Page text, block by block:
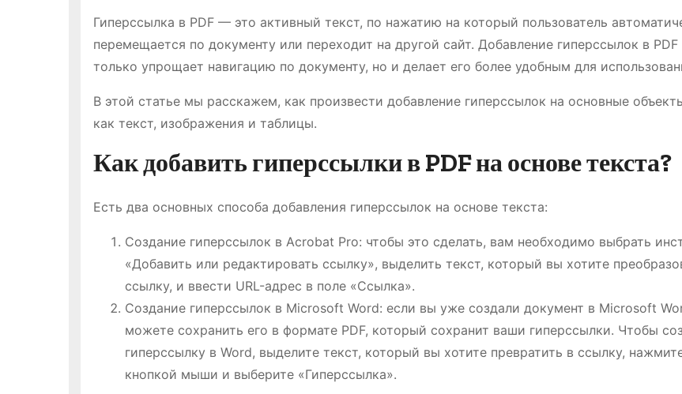
Гиперссылка в PDF — это активный текст, по нажатию на который пользователь
перемещается по документу или переходит на другой сайт. Добавление гиперссылок в PDF
только упрощает навигацию по документу, но и делает его более удобным для
В этой статье мы расскажем, как произвести добавление гиперссылок на основные
как текст, изображения и таблицы.
Как добавить гиперссылки в PDF на основе текста?
Есть два основных способа добавления гиперссылок на основе текста:
Создание гиперссылок в Acrobat Pro: чтобы это сделать, вам необходимо выбрать
«Добавить или редактировать ссылку», выделить текст, который вы хотите
ссылку, и ввести URL-адрес в поле «Ссылка».
Создание гиперссылок в Microsoft Word: если вы уже создали документ в Microsoft
можете сохранить его в формате PDF, который сохранит ваши гиперссылки. Чтобы
гиперссылку в Word, выделите текст, который вы хотите превратить в ссылку,
кнопкой мыши и выберите «Гиперссылка».